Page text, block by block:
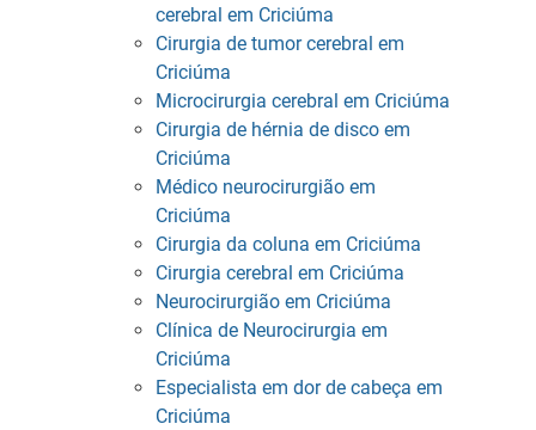
cerebral em Criciúma
Cirurgia de tumor cerebral em
Criciúma
Microcirurgia cerebral em Criciúma
Cirurgia de hérnia de disco em
Criciúma
Médico neurocirurgião em
Criciúma
Cirurgia da coluna em Criciúma
Cirurgia cerebral em Criciúma
Neurocirurgião em Criciúma
Clínica de Neurocirurgia em
Criciúma
Especialista em dor de cabeça em
Criciúma